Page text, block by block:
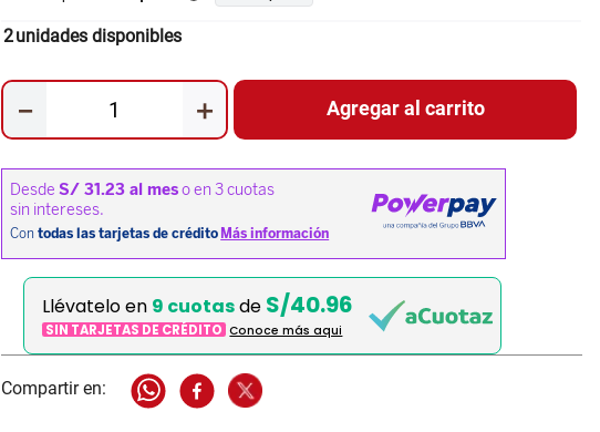
2unidades disponibles
＋
－ Agregar al carrito
Llévatelo en 9 cuotasde S/40.96
SIN TARJETAS DE CRÉDITO Conoce más aqui